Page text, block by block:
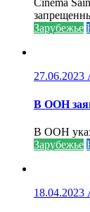
Cinéma
Зарубежье
27.06.2023
В ООН
В ООН
Зарубежье
18.04.2023